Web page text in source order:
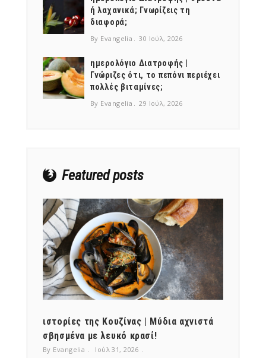
ή λαχανικά; Γνωρίζεις τη
διαφορά;
By Evangelia 30 Ιούλ, 2026
ημερολόγιο Διατροφής |
Γνώριζες ότι, το πεπόνι περιέχει
πολλές βιταμίνες;
By Evangelia 29 Ιούλ, 2026
Featured posts
ιστορίες της Κουζίνας | Μύδια αχνιστά
σβησμένα με λευκό κρασί!
By Evangelia
Ιούλ 31, 2026
NEWSLETTER
mel
y updates
fro
m